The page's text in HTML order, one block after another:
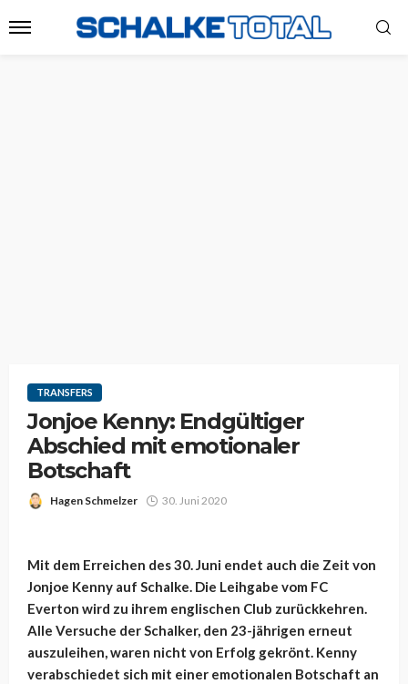
TRANSFERS
Jonjoe Kenny: Endgültiger
Abschied mit emotionaler
Botschaft
Hagen Schmelzer 30. Juni 2020
Mit dem Erreichen des 30. Juni endet auch die Zeit von
Jonjoe Kenny auf Schalke. Die Leihgabe vom FC
Everton wird zu ihrem englischen Club zurückkehren.
Alle Versuche der Schalker, den 23-jährigen erneut
auszuleihen, waren nicht von Erfolg gekrönt. Kenny
verabschiedet sich mit einer emotionalen Botschaft an